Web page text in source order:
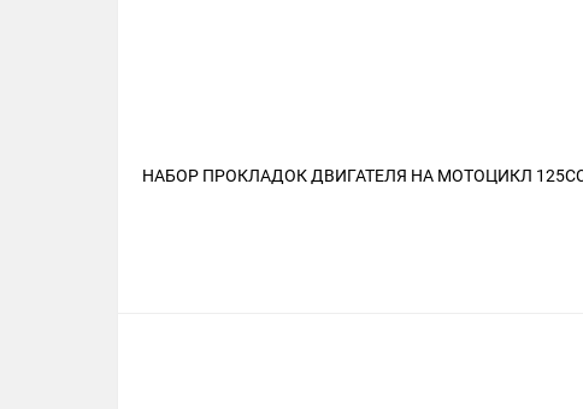
НАБОР ПРОКЛАДОК ДВИГАТЕЛЯ НА МОТОЦИКЛ